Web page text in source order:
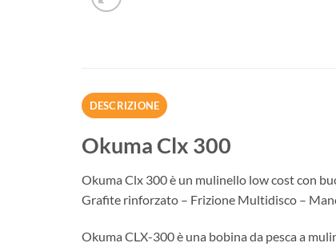
DESCRIZIONE
Okuma Clx 300
Okuma Clx 300 è un mulinello low cost con
Grafite rinforzato – Frizione Multidisco –
Okuma CLX-300 è una bobina da pesca a